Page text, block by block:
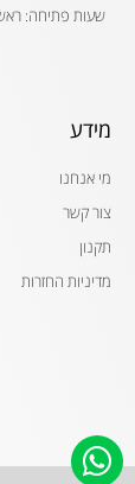
שעות פתיחה: ראשון עד חמישי:
מידע
מי אנחנו
צור קשר
תקנון
מדיניות החזרות